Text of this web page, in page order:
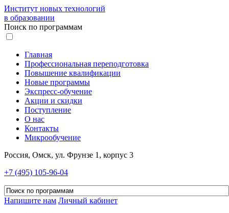
Институт новых технологий
в образовании
Поиск по программам
Главная
Профессиональная переподготовка
Повышение квалификации
Новые программы
Экспресс-обучение
Акции и скидки
Поступление
О нас
Контакты
Микрообучение
Россия, Омск, ул. Фрунзе 1, корпус 3
+7 (495) 105-96-04
Напишите нам Личный кабинет